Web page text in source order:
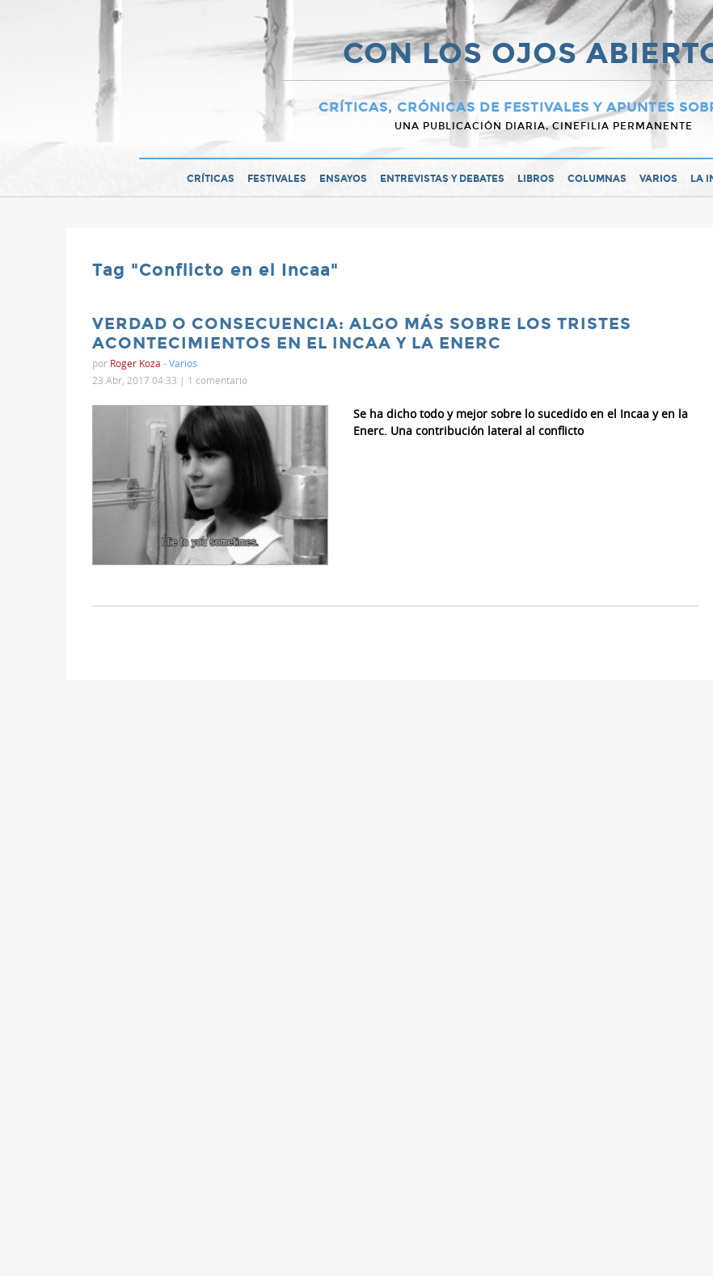
CON LOS OJOS
CRÍTICAS, CRÓNICAS DE FESTIVALES Y APUNTES
UNA PUBLICACIÓN DIARIA, CINEFILIA PERMANENTE
CRÍTICAS FESTIVALES ENSAYOS ENTREVISTAS Y DEBATES LIBROS COLUMNAS VARIOS LA
Tag "Conflicto en el Incaa"
VERDAD O CONSECUENCIA: ALGO MÁS SOBRE LOS TRISTES
ACONTECIMIENTOS EN EL INCAA Y LA ENERC
por Roger Koza -Varios
23 Abr, 2017 04:33 | 1 comentario
Se ha dicho todo y mejor sobre lo sucedido en el Incaa y en la
Enerc. Una contribución lateral al conflicto